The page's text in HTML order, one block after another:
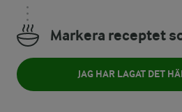
Markera receptet
JAG HAR LAGAT DET